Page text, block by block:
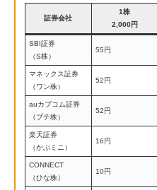
証券会社
1株
2,000円
SBI証券
（S株）
55円
マネックス証券
（ワン株）
52円
auカブコム証券
（プチ株）
52円
楽天証券
（かぶミニ）
16円
CONNECT
（ひな株）
10円